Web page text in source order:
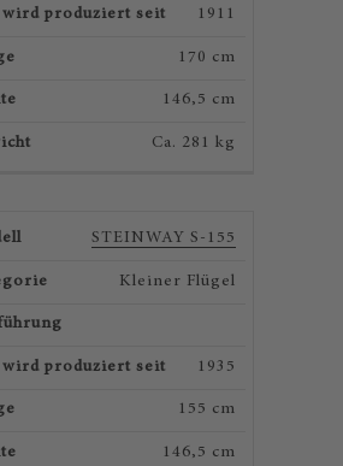
1911
170 cm
146,5 cm
Ca. 281 kg
STEINWAY S-155
Kleiner Flügel
1935
155 cm
146,5 cm